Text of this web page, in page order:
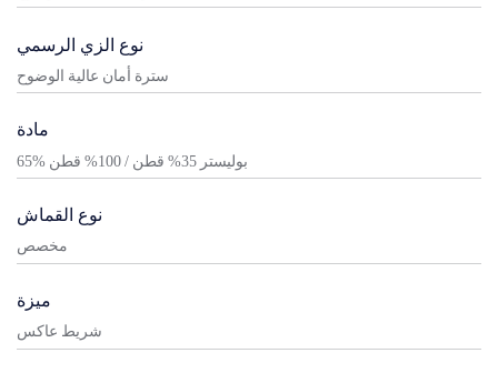
نوع الزي الرسمي
سترة أمان عالية الوضوح
مادة
65% بوليستر 35% قطن / 100% قطن
نوع القماش
مخصص
ميزة
شريط عاكس